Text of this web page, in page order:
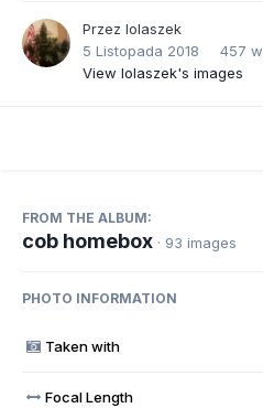
Przez lolaszek
5 Listopada 2018
457
View lolaszek's images
FROM THE ALBUM:
cob homebox · 93 images
PHOTO INFORMATION
Taken with
Focal Length